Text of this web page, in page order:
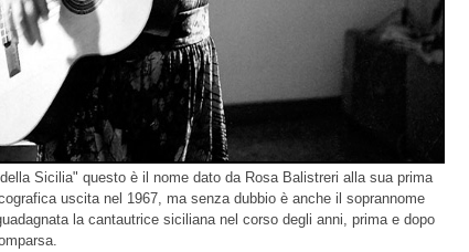
Sicilia" questo è il nome dato da Rosa Balistreri alla sua prima
uscita nel 1967, ma senza dubbio è anche il soprannome
la cantautrice siciliana nel corso degli anni, prima e dopo